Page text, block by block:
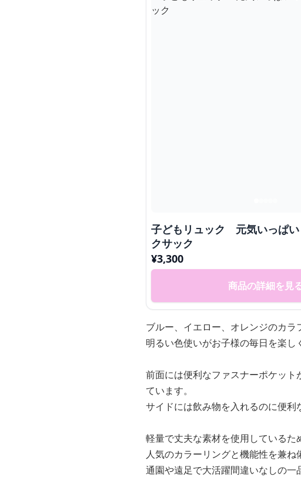
子どもリュック 元気いっぱい
クサック
¥3,300
商品の詳細を見
ブルー、イエロー、オレンジのカラ
明るい色使いがお子様の毎日を楽し
前面には便利なファスナーポケッ
ています。
サイドには飲み物を入れるのに便利
軽量で丈夫な素材を使用しているた
人気のカラーリングと機能性を兼ね
通園や遠足で大活躍間違いなしの一